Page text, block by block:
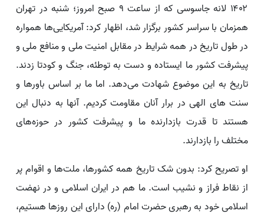
۱۴۰۲ لانه جاسوسی که از ساعت ۹ صبح امروز؛ شنبه در تهران
همزمان با سراسر کشور برگزار شد، اظهار کرد: آمریکایی‌ها همواره
در طول تاریخ در همه شرایط در مقابل امنیت ملی و منافع ملی و
پیشرفت کشور ما ایستاده و دست به توطئه، جنگ و کودتا زدند.
تاریخ به این موضوع شهادت می‌دهد. اما ما بر اساس باورها و
سنت های الهی در برار آنان مقاومت کردیم. آنها به دنبال این
هستند تا قدرت بازدارنده ما و پیشرفت کشور در حوزه‌های
مختلف را بازدارند.
او تصریح کرد: بدون شک تاریخ همه کشورها، ملت‌ها و اقوام پر
از نقاط فراز و نشیب است. ما هم در ایران اسلامی و در نهضت
اسلامی خود به رهبری حضرت امام (ره) دارای این روزها هستیم،